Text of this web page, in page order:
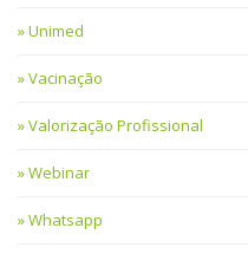
Unimed
Vacinação
Valorização Profissional
Webinar
Whatsapp